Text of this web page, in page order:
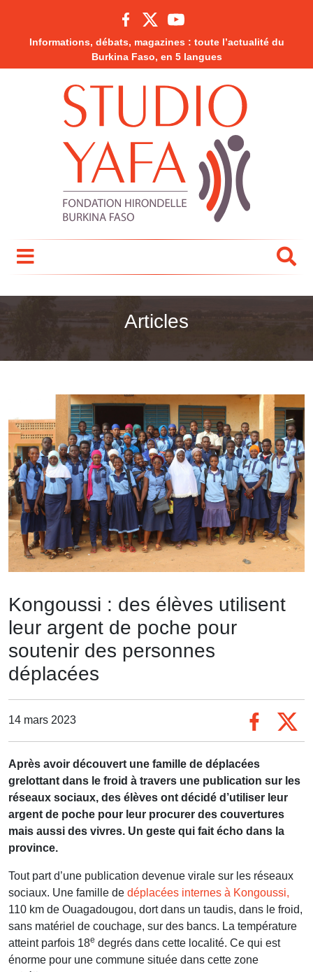
Informations, débats, magazines : toute l’actualité du
Burkina Faso, en 5 langues
Articles
Kongoussi : des élèves utilisent
leur argent de poche pour
soutenir des personnes
déplacées
14 mars 2023
Après avoir découvert une famille de déplacées
grelottant dans le froid à travers une publication sur les
réseaux sociaux, des élèves ont décidé d’utiliser leur
argent de poche pour leur procurer des couvertures
mais aussi des vivres. Un geste qui fait écho dans la
province.
Tout part d’une publication devenue virale sur les réseaux
sociaux. Une famille de déplacées internes à Kongoussi,
110 km de Ouagadougou, dort dans un taudis, dans le froid,
sans matériel de couchage, sur des bancs. La température
atteint parfois 18e degrés dans cette localité. Ce qui est
énorme pour une commune située dans cette zone